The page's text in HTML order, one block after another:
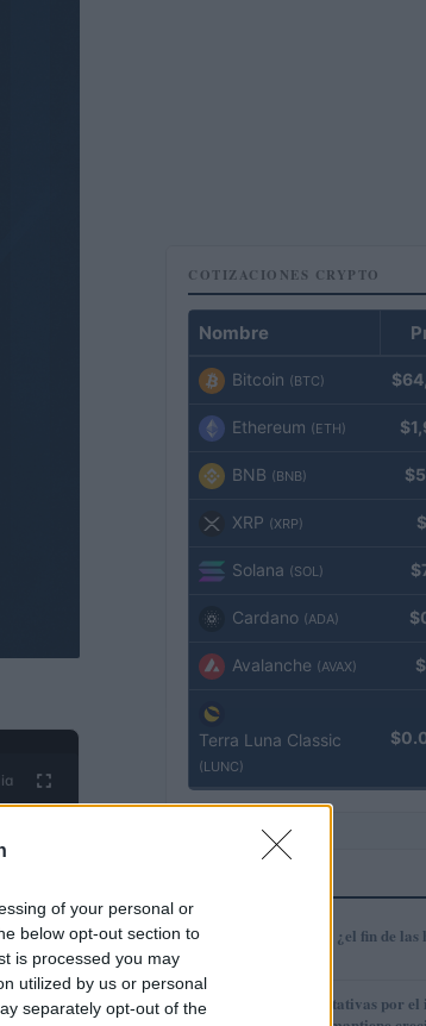
of your personal or
below opt-out section to
is processed you may
utilized by us or personal
separately opt-out of the
COTIZACIONES CRYPTO
Nombre
Bitcoin (BTC)
Ethereum (ETH)
BNB (BNB)
XRP (XRP)
Solana (SOL)
Cardano (ADA)
Avalanche (AVAX)
Terra Luna Classic
(LUNC)
1
Euríbor en caída: ¿el fin de las
2
IAG reduce expectativas por